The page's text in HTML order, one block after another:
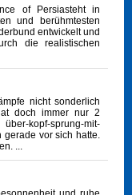
of Persiasteht in
und berühmtesten
entwickelt und
die realistischen
nicht sonderlich
doch immer nur 2
kopf-sprung-mit-
gerade vor sich hatte.
...